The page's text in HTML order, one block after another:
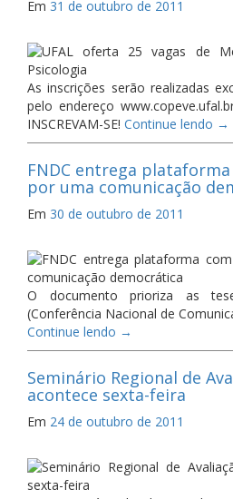
Em 31 de outubro de 2011
As inscrições serão realizadas
pelo endereço
INSCREVAM-SE! Continue lendo →
FNDC entrega
por uma comunicação
Em 30 de outubro de 2011
O documento prioriza as
(Conferência Nacional de
Continue lendo →
Seminário Regional de
acontece sexta-feira
Em 24 de outubro de 2011